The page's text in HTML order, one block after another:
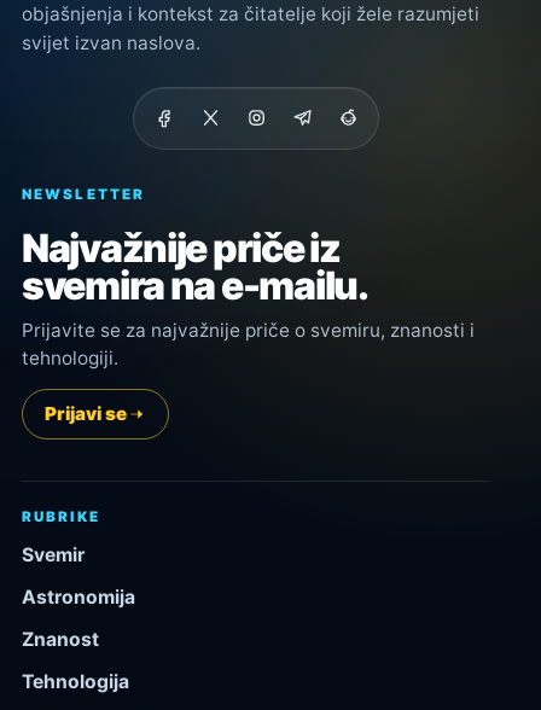
objašnjenja i kontekst za čitatelje koji žele razumjeti
svijet izvan naslova.
NEWSLETTER
Najvažnije priče iz
svemira na e-mailu.
Prijavite se za najvažnije priče o svemiru, znanosti i
tehnologiji.
Prijavi se
RUBRIKE
Svemir
Astronomija
Znanost
Tehnologija